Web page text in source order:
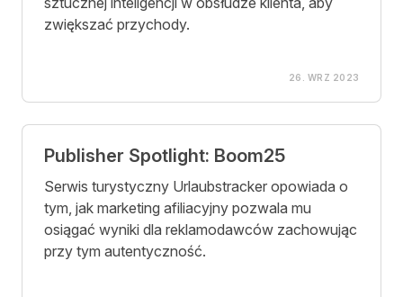
zwiększać przychody.
26. WRZ 2023
Publisher Spotlight: Boom25
Serwis turystyczny Urlaubstracker opowiada o
tym, jak marketing afiliacyjny pozwala mu
osiągać wyniki dla reklamodawców zachowując
przy tym autentyczność.